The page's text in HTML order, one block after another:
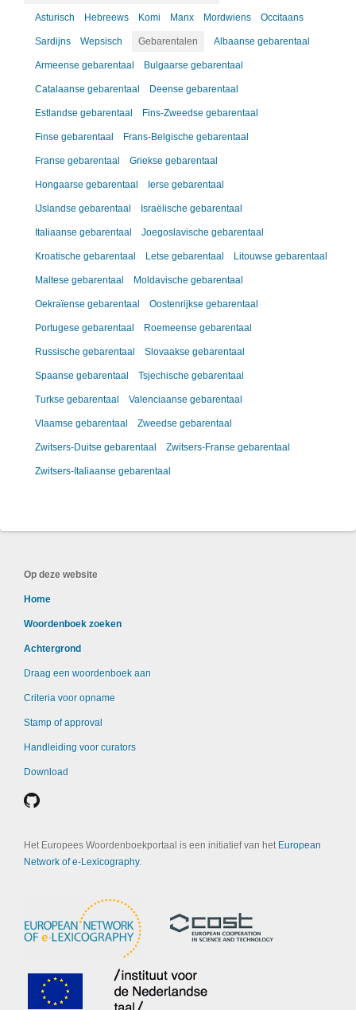
Asturisch Hebreews Komi Manx Mordwiens Occitaans
Sardijns Wepsisch Gebarentalen Albaanse gebarentaal
Armeense gebarentaal Bulgaarse gebarentaal
Catalaanse gebarentaal Deense gebarentaal
Estlandse gebarentaal Fins-Zweedse gebarentaal
Finse gebarentaal Frans-Belgische gebarentaal
Franse gebarentaal Griekse gebarentaal
Hongaarse gebarentaal Ierse gebarentaal
IJslandse gebarentaal Israëlische gebarentaal
Italiaanse gebarentaal Joegoslavische gebarentaal
Kroatische gebarentaal Letse gebarentaal Litouwse gebarentaal
Maltese gebarentaal Moldavische gebarentaal
Oekraïense gebarentaal Oostenrijkse gebarentaal
Portugese gebarentaal Roemeense gebarentaal
Russische gebarentaal Slovaakse gebarentaal
Spaanse gebarentaal Tsjechische gebarentaal
Turkse gebarentaal Valenciaanse gebarentaal
Vlaamse gebarentaal Zweedse gebarentaal
Zwitsers-Duitse gebarentaal Zwitsers-Franse gebarentaal
Zwitsers-Italiaanse gebarentaal
Op deze website
Home
Woordenboek zoeken
Achtergrond
Draag een woordenboek aan
Criteria voor opname
Stamp of approval
Handleiding voor curators
Download
Het Europees Woordenboekportaal is een initiatief van het European
Network of e-Lexicography.